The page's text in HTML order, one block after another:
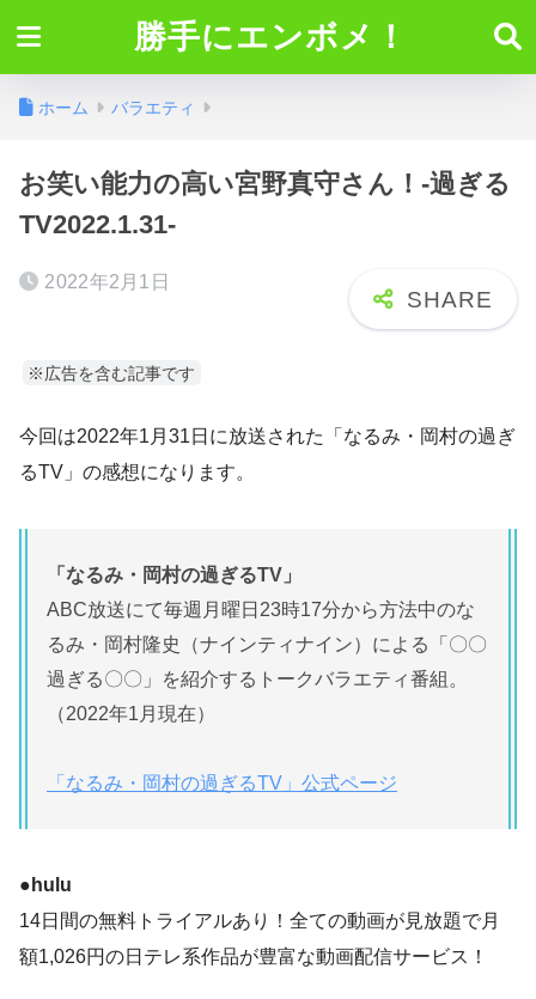
勝手にエンボメ！
ホーム バラエティ
お笑い能力の高い宮野真守さん！-過ぎる
TV2022.1.31-
2022年2月1日
※広告を含む記事です
今回は2022年1月31日に放送された「なるみ・岡村の過ぎ
るTV」の感想になります。
「なるみ・岡村の過ぎるTV」
ABC放送にて毎週月曜日23時17分から方法中のな
るみ・岡村隆史（ナインティナイン）による「〇〇
過ぎる〇〇」を紹介するトークバラエティ番組。
（2022年1月現在）
「なるみ・岡村の過ぎるTV」公式ページ
●hulu
14日間の無料トライアルあり！全ての動画が見放題で月
額1,026円の日テレ系作品が豊富な動画配信サービス！